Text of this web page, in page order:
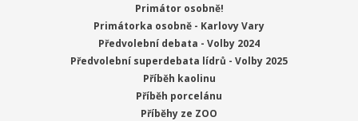
Primátor osobně!
Primátorka osobně - Karlovy Vary
Předvolební debata - Volby 2024
Předvolební superdebata lídrů - Volby 2025
Příběh kaolinu
Příběh porcelánu
Příběhy ze ZOO